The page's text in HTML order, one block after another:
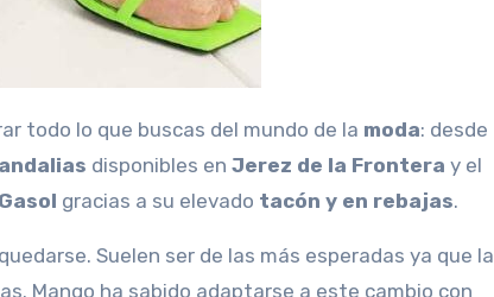
todo lo que buscas del mundo de la moda: desde
disponibles en Jerez de la Frontera y el
gracias a su elevado tacón y en rebajas.
Suelen ser de las más esperadas ya que la
Mango ha sabido adaptarse a este cambio con